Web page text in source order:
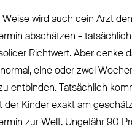
Weise wird auch dein Arzt den
abschätzen –
Richtwert. Aber denke
eine oder zwei
entbinden. Tatsächlich
der Kinder exakt am
zur Welt. Ungefähr 90